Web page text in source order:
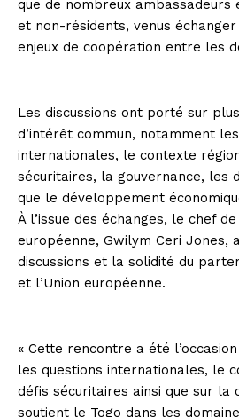
que de nombreux ambassadeurs
et non-résidents, venus
enjeux de coopération entre les
Les discussions ont porté sur
d’intérêt commun, notamment
internationales, le contexte
sécuritaires, la gouvernance, les
que le développement
À l’issue des échanges, le chef
européenne, Gwilym Ceri Jones,
discussions et la solidité du
et l’Union européenne.
« Cette rencontre a été
les questions internationales, le
défis sécuritaires ainsi que sur la
soutient le Togo dans les